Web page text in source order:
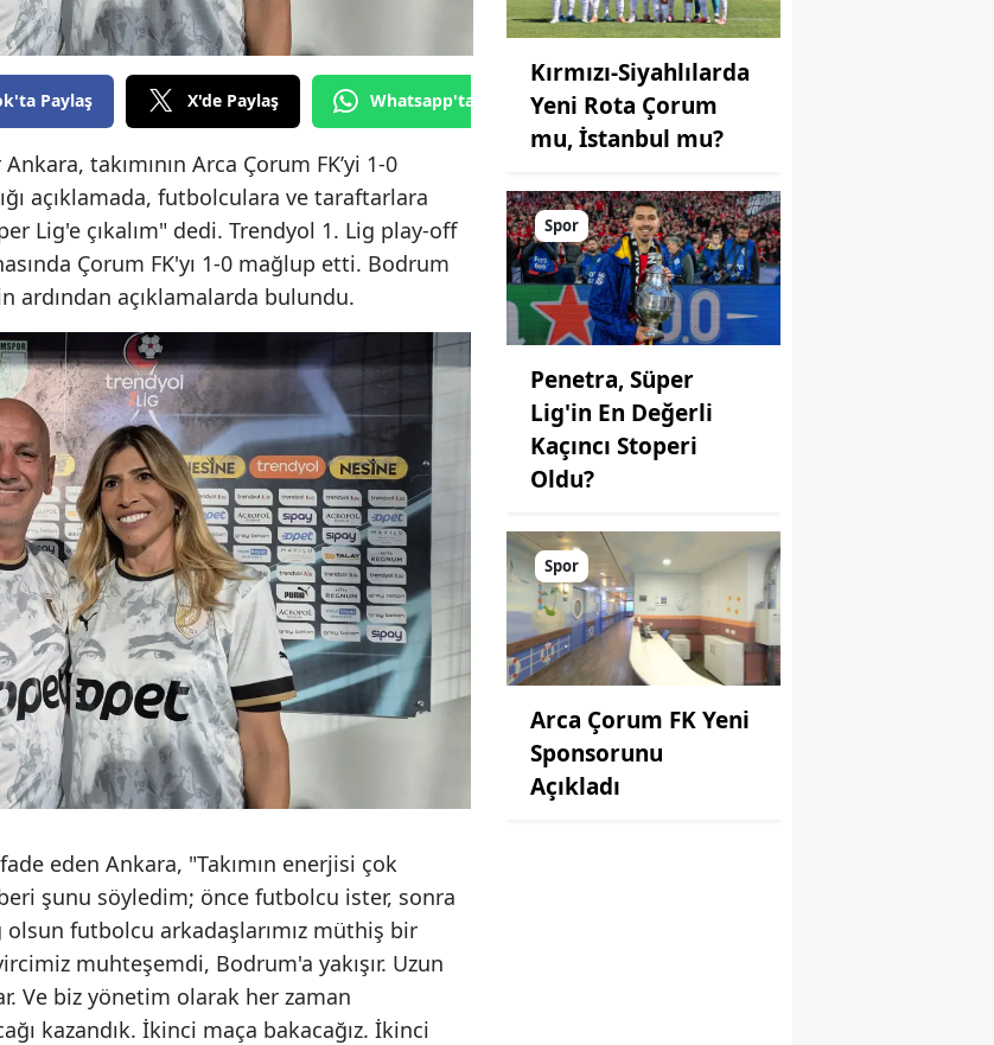
Diyarbakır
Edirne
Elazığ
Erzincan
Erzurum
Eskişehir
Gaziantep
Giresun
Gümüşhane
Hakkari
Hatay
Isparta
Mersin
İstanbul
İzmir
Kayseri
Kırklareli
Kırşehir
Kocaeli
Paylaş X'de Paylaş Whatsapp'tan Gönder
takımının Arca Çorum FK’yi 1-0
açıklamada, futbolculara ve taraftarlara
Lig'e çıkalım" dedi. Trendyol 1. Lig play-off
Çorum FK'yı 1-0 mağlup etti. Bodrum
ardından açıklamalarda bulundu.
eden Ankara, "Takımın enerjisi çok
şunu söyledim; önce futbolcu ister, sonra
futbolcu arkadaşlarımız müthiş bir
muhteşemdi, Bodrum'a yakışır. Uzun
Ve biz yönetim olarak her zaman
kazandık. İkinci maça bakacağız. İkinci
Kırmızı-Siyahlılarda
Yeni Rota Çorum
mu, İstanbul mu?
Spor
Penetra, Süper
Lig'in En Değerli
Kaçıncı Stoperi
Oldu?
Spor
Arca Çorum FK Yeni
Sponsorunu
Açıkladı